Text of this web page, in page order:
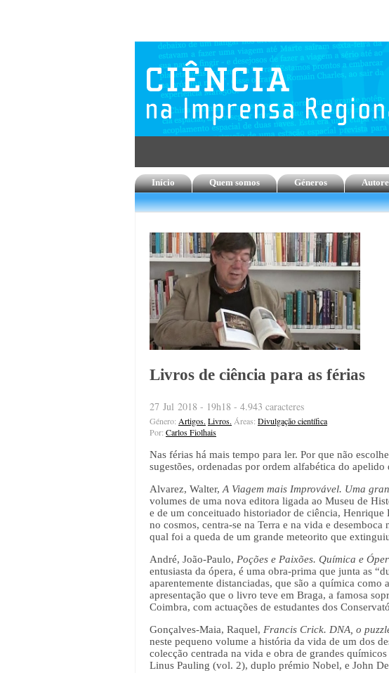
Início Quem somos Géneros
Livros de ciência para as férias
27 Jul 2018 - 19h18 - 4.943 caracteres
Género: Artigos. Livros. Áreas: Divulgação científica
Por: Carlos Fiolhais
Nas férias há mais tempo para ler. Por que não
sugestões, ordenadas por ordem alfabética do apelido
Alvarez, Walter, A Viagem mais Improvável. Uma
volumes de uma nova editora ligada ao Museu de
e de um conceituado historiador de ciência, Henrique
no cosmos, centra-se na Terra e na vida e
qual foi a queda de um grande meteorito que
André, João-Paulo, Poções e Paixões. Química e
entusiasta da ópera, é uma obra-prima que junta as
aparentemente distanciadas, que são a química
apresentação que o livro teve em Braga, a famosa
Coimbra, com actuações de estudantes dos
Gonçalves-Maia, Raquel, Francis Crick. DNA, o
neste pequeno volume a história da vida de um dos
colecção centrada na vida e obra de grandes químicos
Linus Pauling (vol. 2), duplo prémio Nobel, e John